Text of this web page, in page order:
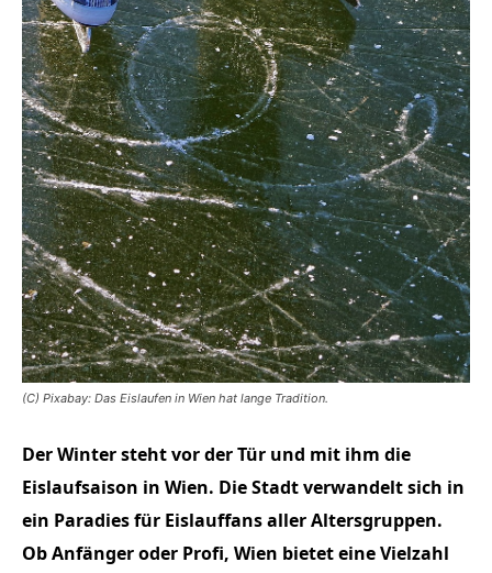
(C) Pixabay: Das Eislaufen in Wien hat lange Tradition.
Der Winter steht vor der Tür und mit ihm die
Eislaufsaison in Wien. Die Stadt verwandelt sich in
ein Paradies für Eislauffans aller Altersgruppen.
Ob Anfänger oder Profi, Wien bietet eine Vielzahl